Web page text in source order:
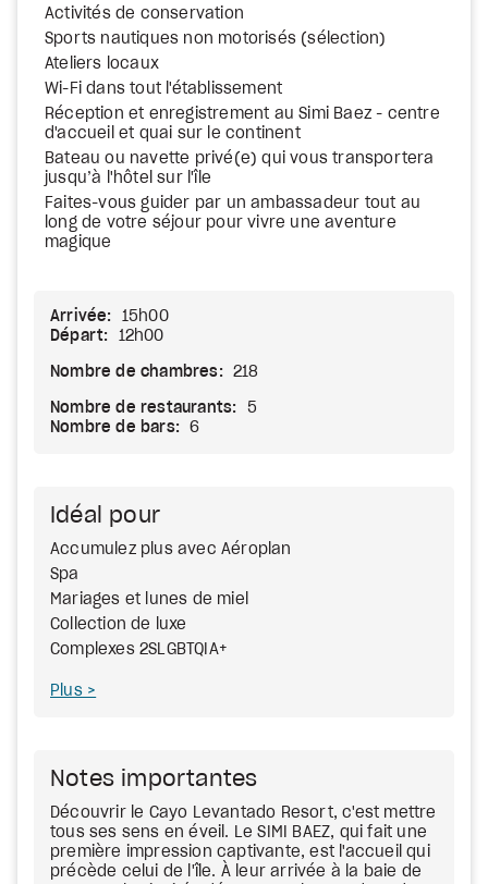
Activités de conservation
Sports nautiques non motorisés (sélection)
Ateliers locaux
Wi-Fi dans tout l'établissement
Réception et enregistrement au Simi Baez - centre
d'accueil et quai sur le continent
Bateau ou navette privé(e) qui vous transportera
jusqu’à l'hôtel sur l'île
Faites-vous guider par un ambassadeur tout au
long de votre séjour pour vivre une aventure
magique
Arrivée:
15h00
Départ:
12h00
Nombre de chambres: 218
Nombre de restaurants:
5
Nombre de bars:
6
Idéal pour
Accumulez plus avec Aéroplan
Spa
Mariages et lunes de miel
Collection de luxe
Complexes 2SLGBTQIA+
Plus
Notes importantes
Découvrir le Cayo Levantado Resort, c'est mettre
tous ses sens en éveil. Le SIMI BAEZ, qui fait une
première impression captivante, est l'accueil qui
précède celui de l'île. À leur arrivée à la baie de